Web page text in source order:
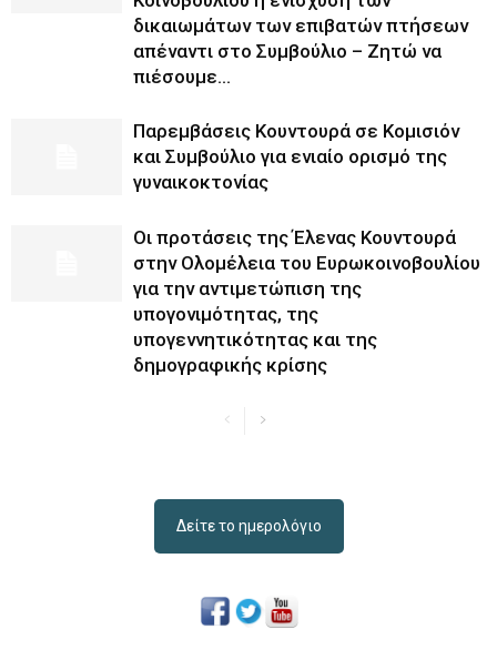
δικαιωμάτων των επιβατών πτήσεων
απέναντι στο Συμβούλιο – Ζητώ να
πιέσουμε...
Παρεμβάσεις Κουντουρά σε Κομισιόν
και Συμβούλιο για ενιαίο ορισμό της
γυναικοκτονίας
Οι προτάσεις της Έλενας Κουντουρά
στην Ολομέλεια του Ευρωκοινοβουλίου
για την αντιμετώπιση της
υπογονιμότητας, της
υπογεννητικότητας και της
δημογραφικής κρίσης
Δείτε το ημερολόγιο